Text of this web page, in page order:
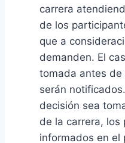
carrera
de los
que a
demanden. El
tomada antes de
serán
decisión sea
de la carrera, los
informados en el